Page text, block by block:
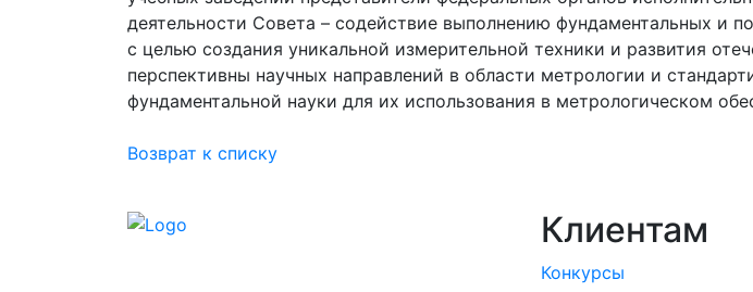
деятельности Совета – содействие выполнению фундаментальных и
с целью создания уникальной измерительной техники и развития
перспективны научных направлений в области метрологии и
фундаментальной науки для их использования в метрологическом
Возврат к списку
Клиентам
Конкурсы